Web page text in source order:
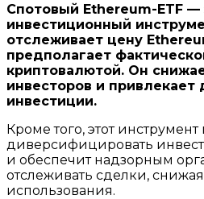
Спотовый Ethereum-ETF —
инвестиционный
отслеживает цену
предполагает
криптовалютой. Он
инвесторов и
инвестиции.
Кроме того, этот инструмент
диверсифицировать
и обеспечит надзорным
отслеживать сделки,
использования.